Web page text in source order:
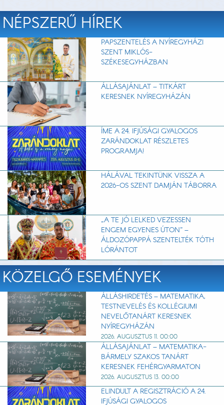
NÉPSZERŰ HÍREK
PAPSZENTELÉS A NYÍREGYHÁZI
SZENT MIKLÓS-
SZÉKESEGYHÁZBAN
ÁLLÁSAJÁNLAT – TITKÁRT
KERESNEK NYÍREGYHÁZÁN
ÍME A 24. IFJÚSÁGI GYALOGOS
ZARÁNDOKLAT RÉSZLETES
PROGRAMJA!
HÁLÁVAL TEKINTÜNK VISSZA A
2026-OS SZENT DAMJÁN TÁBORRA
„A TE JÓ LELKED VEZESSEN
ENGEM EGYENES ÚTON” –
ÁLDOZÓPAPPÁ SZENTELTÉK TÓTH
LÓRÁNTOT
KÖZELGŐ ESEMÉNYEK
ÁLLÁSHIRDETÉS – MATEMATIKA,
TESTNEVELÉS ÉS KOLLÉGIUMI
NEVELŐTANÁRT KERESNEK
NYÍREGYHÁZÁN
2026. AUGUSZTUS 11. 00:00
ÁLLÁSAJÁNLAT – MATEMATIKA-
BÁRMELY SZAKOS TANÁRT
KERESNEK FEHÉRGYARMATON
2026. AUGUSZTUS 13. 00:00
ELINDULT A REGISZTRÁCIÓ A 24.
IFJÚSÁGI GYALOGOS